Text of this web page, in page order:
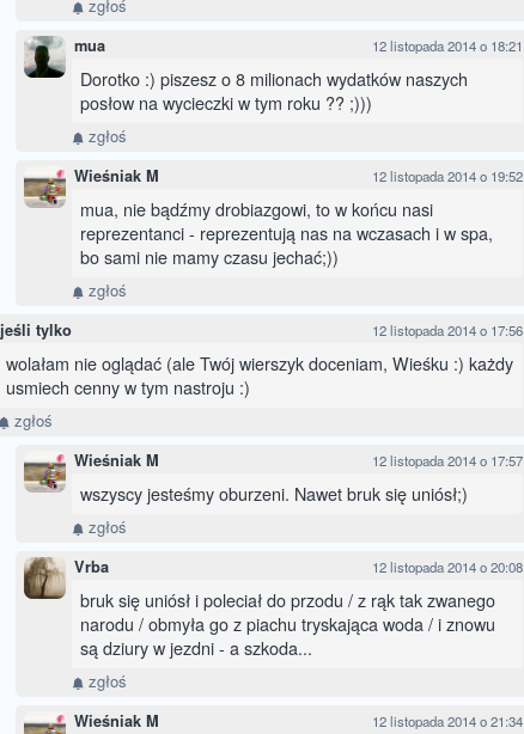
zgłoś
mua 12 listopada 2014 o 18:21
Dorotko :) piszesz o 8 milionach wydatków naszych
posłow na wycieczki w tym roku ?? ;)))
zgłoś
Wieśniak M 12 listopada 2014 o 19:52
mua, nie bądźmy drobiazgowi, to w końcu nasi
reprezentanci - reprezentują nas na wczasach i w spa,
bo sami nie mamy czasu jechać;))
zgłoś
jeśli tylko 12 listopada 2014 o 17:56
wolałam nie oglądać (ale Twój wierszyk doceniam, Wieśku :) każdy
usmiech cenny w tym nastroju :)
zgłoś
Wieśniak M 12 listopada 2014 o 17:57
wszyscy jesteśmy oburzeni. Nawet bruk się uniósł;)
zgłoś
Vrba 12 listopada 2014 o 20:08
bruk się uniósł i poleciał do przodu / z rąk tak zwanego
narodu / obmyła go z piachu tryskająca woda / i znowu
są dziury w jezdni - a szkoda...
zgłoś
Wieśniak M 12 listopada 2014 o 21:34